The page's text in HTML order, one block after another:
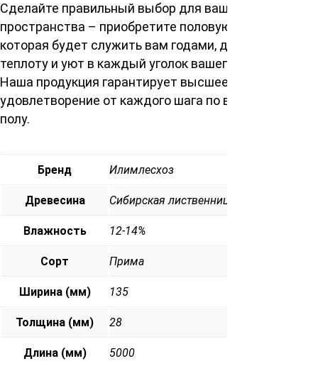
Сделайте правильный выбор для вашего
пространства – приобретите половую доску,
которая будет служить вам годами, добавляя
теплоту и уют в каждый уголок вашего помещения.
Наша продукция гарантирует высшее качество и
удовлетворение от каждого шага по вашему новому
полу.
Бренд Илимлесхоз
Древесина Сибирская лиственница
Влажность 12-14%
Сорт Прима
Ширина (мм) 135
Толщина (мм) 28
Длина (мм) 5000